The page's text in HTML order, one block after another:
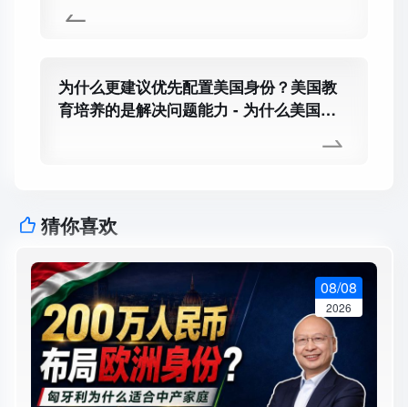
为什么更建议优先配置美国身份？美国教
育培养的是解决问题能力 - 为什么美国教
猜你喜欢
08/08
2026